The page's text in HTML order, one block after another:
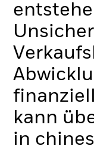
kann
in